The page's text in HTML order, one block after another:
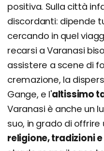
positiva. Sulla città
discordanti: dipende
cercando in quel
recarsi a Varanasi
assistere a scene di
cremazione, la
Gange, e l'altissimo
Varanasi è anche un
suo, in grado di offrire
religione, tradizioni